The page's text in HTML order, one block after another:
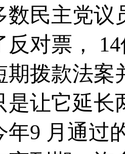
数民主党
反对票，
款法案
是让它延长
月通过的